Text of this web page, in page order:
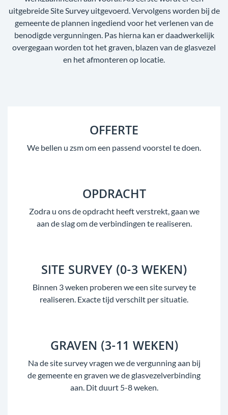
uitgebreide Site Survey uitgevoerd. Vervolgens worden bij de
gemeente de plannen ingediend voor het verlenen van de
benodigde vergunningen. Pas hierna kan er daadwerkelijk
overgegaan worden tot het graven, blazen van de glasvezel
en het afmonteren op locatie.
OFFERTE
We bellen u zsm om een passend voorstel te doen.
OPDRACHT
Zodra u ons de opdracht heeft verstrekt, gaan we
aan de slag om de verbindingen te realiseren.
SITE SURVEY (0-3 WEKEN)
Binnen 3 weken proberen we een site survey te
realiseren. Exacte tijd verschilt per situatie.
GRAVEN (3-11 WEKEN)
Na de site survey vragen we de vergunning aan bij
de gemeente en graven we de glasvezelverbinding
aan. Dit duurt 5-8 weken.